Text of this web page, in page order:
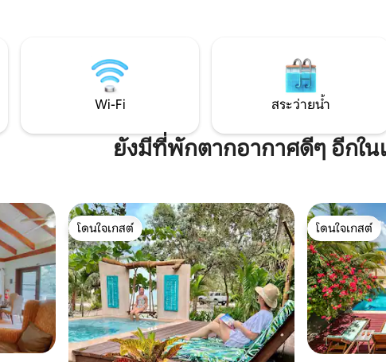
เที่ยวในท้องถิ่น
Wi-Fi สระว่ายน้ำ
ยังมีที่พักตากอากาศดีๆ อีกใน
โดนใจเกสต์
โดนใจเกสต์
โดนใจเกสต์
โดนใจเกสต์